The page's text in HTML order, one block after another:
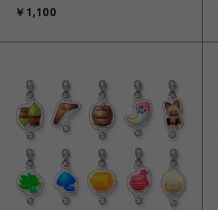
￥1,100